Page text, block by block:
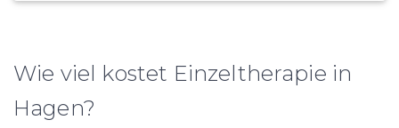
Wie viel kostet Einzeltherapie in
Hagen?